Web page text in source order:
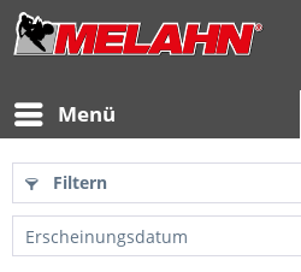
Menü
Filtern